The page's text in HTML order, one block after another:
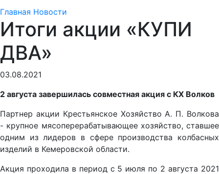
Главная Новости
Итоги акции «КУПИ
ДВА»
03.08.2021
2 августа завершилась совместная акция с КХ Волков
Партнер акции Крестьянское Хозяйство А. П. Волкова
- крупное мясоперерабатывающее хозяйство, ставшее
одним из лидеров в сфере производства колбасных
изделий в Кемеровской области.
Акция проходила в период с 5 июля по 2 августа 2021